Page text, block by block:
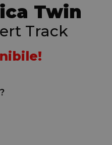
Twin
Track